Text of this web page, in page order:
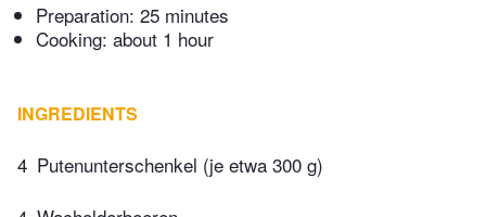
Preparation: 25 minutes
Cooking: about 1 hour
INGREDIENTS
4 Putenunterschenkel (je etwa 300 g)